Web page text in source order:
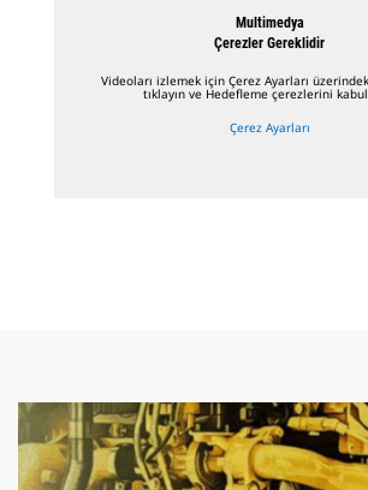
Multimedya
Çerezler Gereklidir
Videoları izlemek için Çerez Ayarları
tıklayın ve Hedefleme çerezlerini
Çerez Ayarları